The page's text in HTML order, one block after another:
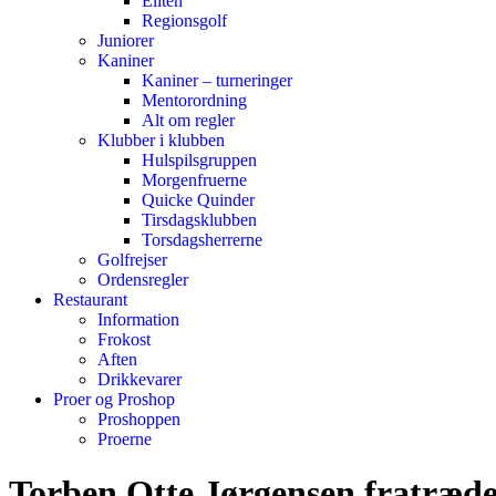
Regionsgolf
Juniorer
Kaniner
Kaniner – turneringer
Mentorordning
Alt om regler
Klubber i klubben
Hulspilsgruppen
Morgenfruerne
Quicke Quinder
Tirsdagsklubben
Torsdagsherrerne
Golfrejser
Ordensregler
Restaurant
Information
Frokost
Aften
Drikkevarer
Proer og Proshop
Proshoppen
Proerne